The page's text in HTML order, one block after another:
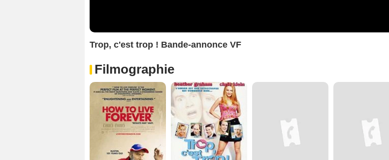
Trop, c'est trop ! Bande-annonce VF
Filmographie